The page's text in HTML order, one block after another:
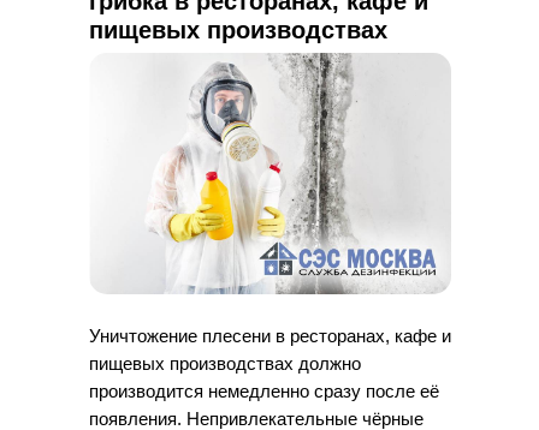
пищевых производствах
Уничтожение плесени в ресторанах, кафе и
пищевых производствах должно
производится немедленно сразу после её
появления. Непривлекательные чёрные